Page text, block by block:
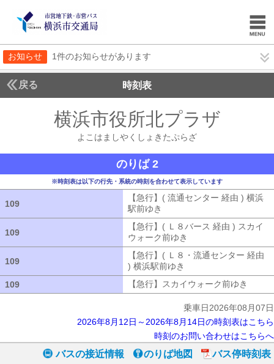
お知らせ 1件のお知らせがあります
戻る 時刻表
横浜市役所北プラザ
よこはましやくしょきたぷらざ
のりば 2
※時刻表は以下の行先・系統の時刻を合わせて表示しています
109
【急行】( 流通センター 経由 ) 横浜
駅前ゆき
109
【急行】( Ｌ８バース 経由 ) スカイ
ウォーク前ゆき
109
【急行】( Ｌ８・流通センター 経由
) 横浜駅前ゆき
109
【急行】スカイウォーク前ゆき
乗車日2026年08月07日
2026年8月12日～2026年8月14日の時刻表はこちら
時刻のお問い合わせはこちらへ
バスの接近情報 のりば地図
バス停時刻表